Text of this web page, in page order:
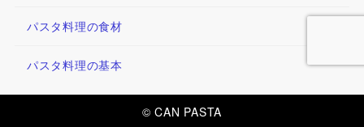
パスタ料理の食材
パスタ料理の基本
© CAN PASTA